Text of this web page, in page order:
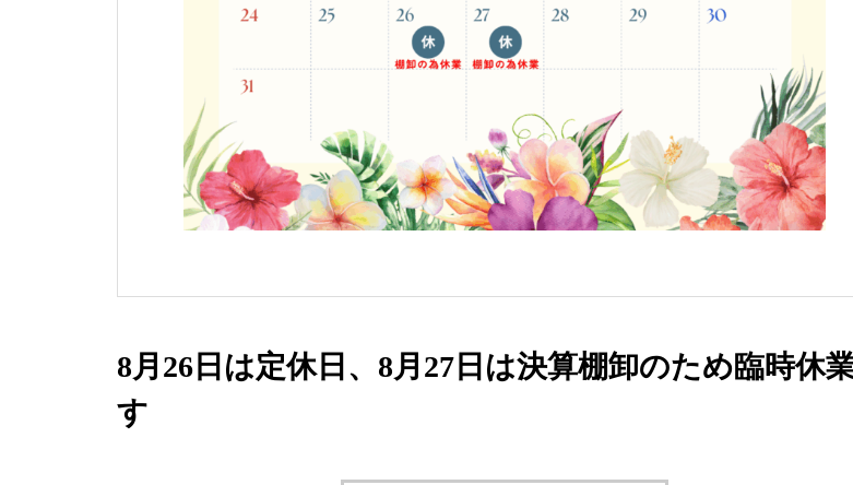
8月26日は定休日、8月27日は決算棚卸のため臨時休
す